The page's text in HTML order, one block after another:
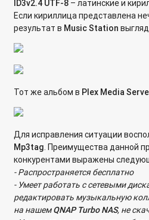
Настройка службы
QTS
Какие номера портов
QNAP?
Подключение сторонних
Создание SSH-ключей с
сетевому хранилищу Qnap по
Как включить Python3 после
Как посмотреть и изменить
ID3v2.4 UTF-8 – латинские и
Если кириллица представлена
результат в MusicStation
Тот же альбом в Plex Media
Для исправления ситуации
Mp3tag. Преимущества данной
конкурентами выражены
- Распространяется бесплатно
- Умеет работать с сетевыми
редактировать музыкальную
на нашемQNAP Turbo NAS, не